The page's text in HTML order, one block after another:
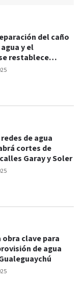
del caño
y el
restablece
de agua
cortes de
Garay y Soler
obra clave para
de agua